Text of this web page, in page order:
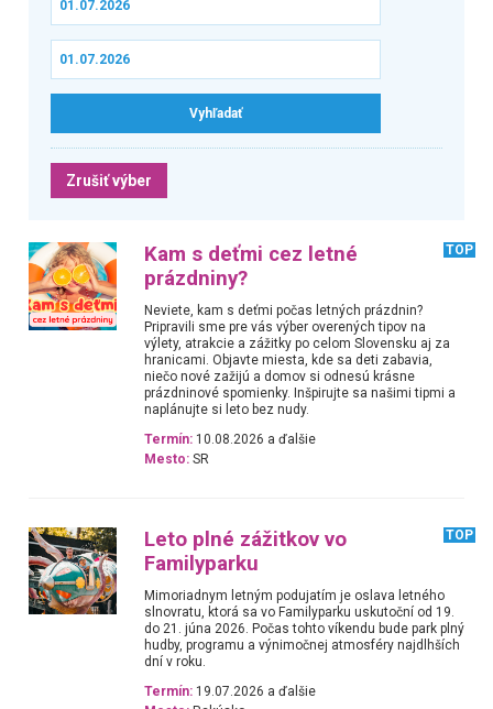
Zrušiť výber
Kam s deťmi cez letné
prázdniny?
TOP
Neviete, kam s deťmi počas letných prázdnin?
Pripravili sme pre vás výber overených tipov na
výlety, atrakcie a zážitky po celom Slovensku aj za
hranicami. Objavte miesta, kde sa deti zabavia,
niečo nové zažijú a domov si odnesú krásne
prázdninové spomienky. Inšpirujte sa našimi tipmi a
naplánujte si leto bez nudy.
Termín: 10.08.2026 a ďalšie
Mesto: SR
Leto plné zážitkov vo
Familyparku
TOP
Mimoriadnym letným podujatím je oslava letného
slnovratu, ktorá sa vo Familyparku uskutoční od 19.
do 21. júna 2026. Počas tohto víkendu bude park plný
hudby, programu a výnimočnej atmosféry najdlhších
dní v roku.
Termín: 19.07.2026 a ďalšie